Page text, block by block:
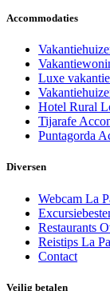
Accommodaties
Luxe
Hotel Rural
Tijarafe
Puntagorda
Diversen
Webcam La
Restaurants
Reistips La
Contact
Veilig betalen